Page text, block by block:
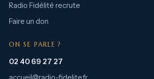
Radio Fidélité recrute
Faire un don
ON SE PARLE ?
02 40 69 27 27